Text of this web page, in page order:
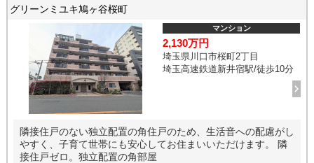
マンション
2,130万円
埼玉県川口市桜町2丁目
埼玉高速鉄道新井宿駅/徒歩10分
隣接住戸のない独立配置の角住戸のため、生活音への配慮がし
やすく、子育て世帯にも安心してお住まいいただけます。 隣
接住戸ゼロ。独立配置の角部屋
グリーンミユキ鳩ヶ谷桜町